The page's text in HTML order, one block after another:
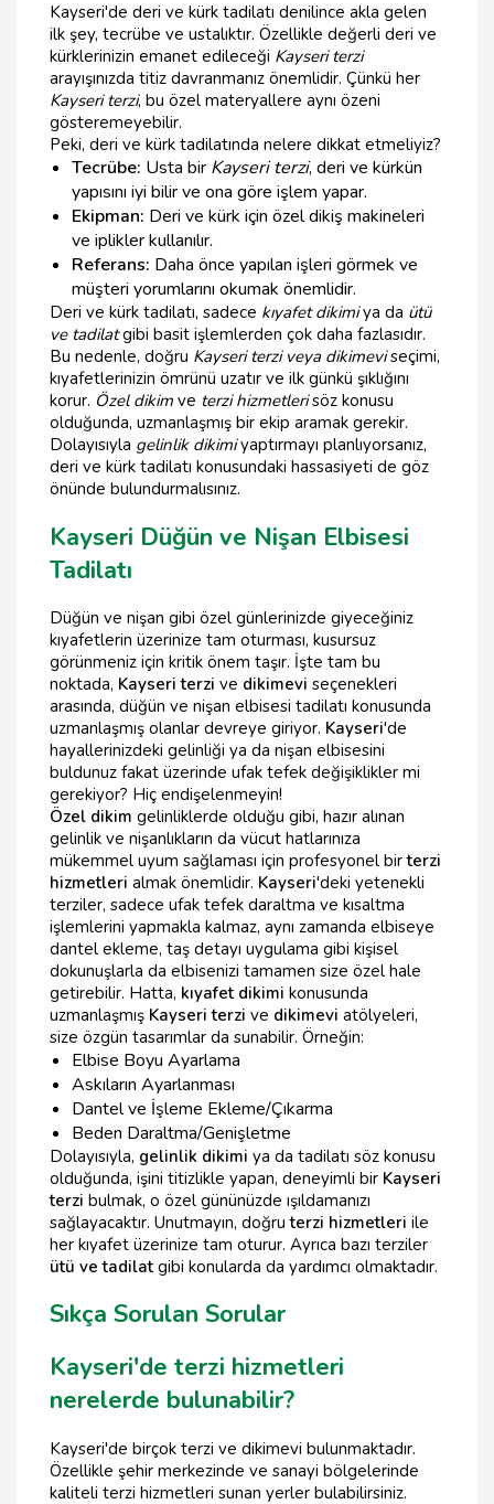
Kayseri'de deri ve kürk tadilatı denilince akla gelen
ilk şey, tecrübe ve ustalıktır. Özellikle değerli deri ve
kürklerinizin emanet edileceği Kayseri terzi
arayışınızda titiz davranmanız önemlidir. Çünkü her
Kayseri terzi, bu özel materyallere aynı özeni
gösteremeyebilir.
Peki, deri ve kürk tadilatında nelere dikkat etmeliyiz?
Tecrübe: Usta bir Kayseri terzi, deri ve kürkün
yapısını iyi bilir ve ona göre işlem yapar.
Ekipman: Deri ve kürk için özel dikiş makineleri
ve iplikler kullanılır.
Referans: Daha önce yapılan işleri görmek ve
müşteri yorumlarını okumak önemlidir.
Deri ve kürk tadilatı, sadece kıyafet dikimiya da ütü
ve tadilatgibi basit işlemlerden çok daha fazlasıdır.
Bu nedenle, doğru Kayseri terzi veya dikimeviseçimi,
kıyafetlerinizin ömrünü uzatır ve ilk günkü şıklığını
korur. Özel dikim ve terzi hizmetlerisöz konusu
olduğunda, uzmanlaşmış bir ekip aramak gerekir.
Dolayısıyla gelinlik dikimiyaptırmayı planlıyorsanız,
deri ve kürk tadilatı konusundaki hassasiyeti de göz
önünde bulundurmalısınız.
Kayseri Düğün ve Nişan Elbisesi
Tadilatı
Düğün ve nişan gibi özel günlerinizde giyeceğiniz
kıyafetlerin üzerinize tam oturması, kusursuz
görünmeniz için kritik önem taşır. İşte tam bu
noktada, Kayseri terzi ve dikimevi seçenekleri
arasında, düğün ve nişan elbisesi tadilatı konusunda
uzmanlaşmış olanlar devreye giriyor. Kayseri'de
hayallerinizdeki gelinliği ya da nişan elbisesini
buldunuz fakat üzerinde ufak tefek değişiklikler mi
gerekiyor? Hiç endişelenmeyin!
Özel dikim gelinliklerde olduğu gibi, hazır alınan
gelinlik ve nişanlıkların da vücut hatlarınıza
mükemmel uyum sağlaması için profesyonel birterzi
hizmetleri almak önemlidir. Kayseri'deki yetenekli
terziler, sadece ufak tefek daraltma ve kısaltma
işlemlerini yapmakla kalmaz, aynı zamanda elbiseye
dantel ekleme, taş detayı uygulama gibi kişisel
dokunuşlarla da elbisenizi tamamen size özel hale
getirebilir. Hatta, kıyafet dikimi konusunda
uzmanlaşmış Kayseri terzi ve dikimevi atölyeleri,
size özgün tasarımlar da sunabilir. Örneğin:
Elbise Boyu Ayarlama
Askıların Ayarlanması
Dantel ve İşleme Ekleme/Çıkarma
Beden Daraltma/Genişletme
Dolayısıyla, gelinlik dikimi ya da tadilatı söz konusu
olduğunda, işini titizlikle yapan, deneyimli bir Kayseri
terzi bulmak, o özel gününüzde ışıldamanızı
sağlayacaktır. Unutmayın, doğruterzi hizmetleri ile
her kıyafet üzerinize tam oturur. Ayrıca bazı terziler
ütü ve tadilat gibi konularda da yardımcı olmaktadır.
Sıkça Sorulan Sorular
Kayseri'de terzi hizmetleri
nerelerde bulunabilir?
Kayseri'de birçok terzi ve dikimevi bulunmaktadır.
Özellikle şehir merkezinde ve sanayi bölgelerinde
kaliteli terzi hizmetleri sunan yerler bulabilirsiniz.